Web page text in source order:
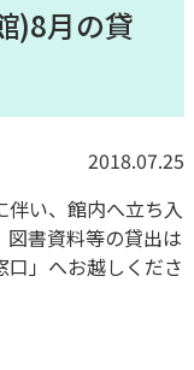
)8月の貸
2018.07.25
伴い、館内へ立ち入
図書資料等の貸出は
」へお越しくださ